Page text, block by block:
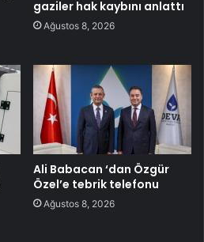
gaziler hak kaybını anlattı
Ağustos 8, 2026
Ali Babacan ‘dan Özgür
Özel’e tebrik telefonu
Ağustos 8, 2026